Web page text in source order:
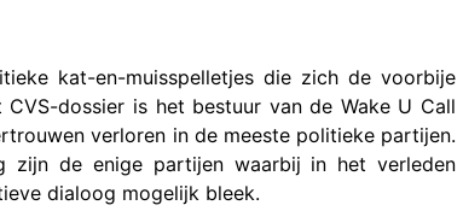
kat-en-muisspelletjes die zich de voorbije
dossier is het bestuur van de Wake U Call
verloren in de meeste politieke partijen.
zijn de enige partijen waarbij in het verleden
dialoog mogelijk bleek.